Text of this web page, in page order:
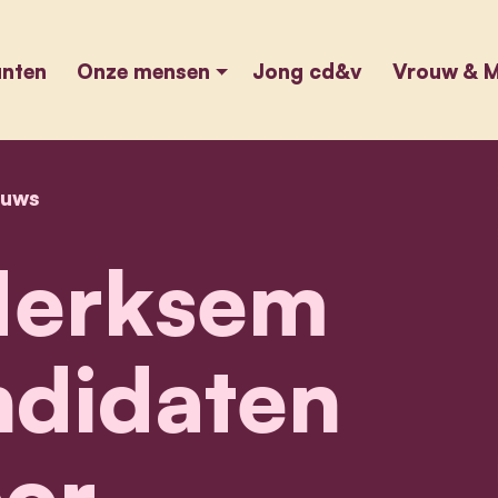
Onze mensen Jong cd&v Vrouw &
homecd&v merksem stelt kandidaten voor